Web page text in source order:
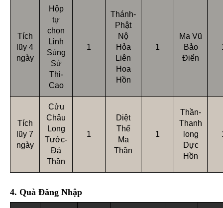
Tích
lũy 4
ngày
Hộp
tự
chọn
Linh
Sủng
Sử
Thi-
Cao
1
Thánh-
Phật
Nộ
Hỏa
Liên
Hoa
Hồn
1
Ma Vũ
Bảo
Điển
Tích
lũy 7
ngày
Cửu
Châu
Long
Tước-
Đá
Thần
1
Diệt
Thế
Ma
Thần
1
Thần-
Thanh
long
Dực
Hồn
4. Quà Đăng Nhập